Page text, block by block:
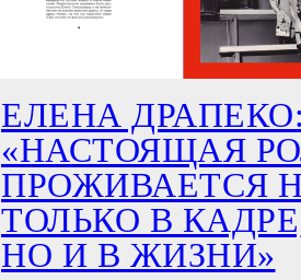
ЕЛЕНА ДРАПЕКО:
«НАСТОЯЩАЯ
ПРОЖИВАЕТСЯ
ТОЛЬКО В
НО И В ЖИЗНИ»